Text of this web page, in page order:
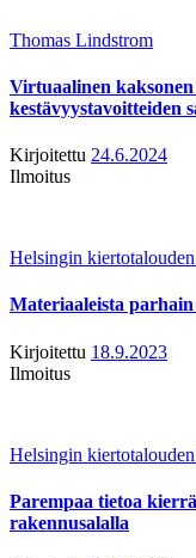
Thomas Lindstrom
Virtuaalinen
kestävyystavoitteiden
Kirjoitettu 24.6.2024
Ilmoitus
Helsingin
Materiaaleista parhain
Kirjoitettu 18.9.2023
Ilmoitus
Helsingin
Parempaa tietoa
rakennusalalla